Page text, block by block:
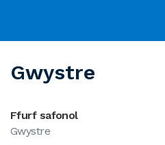
Gwystre
Ffurf safonol
Gwystre